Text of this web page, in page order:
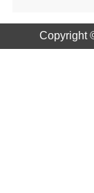
Copyright